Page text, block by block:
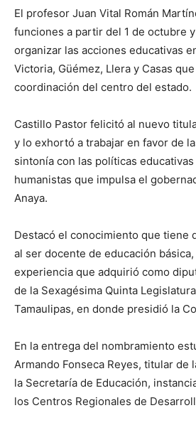
El profesor Juan Vital Román
funciones a partir del 1 de octubre
organizar las acciones educativas
Victoria, Güémez, Llera y Casas
coordinación del centro del estado.
Castillo Pastor felicitó al nuevo
y lo exhortó a trabajar en favor de
sintonía con las políticas
humanistas que impulsa el
Anaya.
Destacó el conocimiento que tiene
al ser docente de educación
experiencia que adquirió como
de la Sexagésima Quinta
Tamaulipas, en donde presidió la
En la entrega del nombramiento
Armando Fonseca Reyes, titular de
la Secretaría de Educación,
los Centros Regionales de